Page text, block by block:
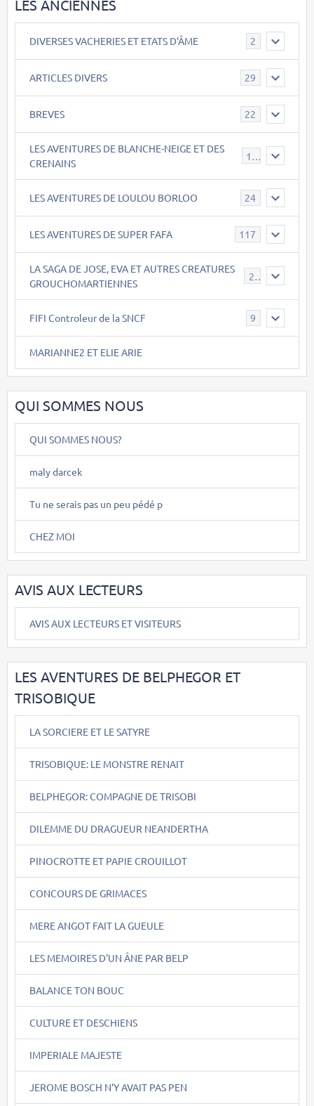
LES ANCIENNES
DIVERSES VACHERIES ET ETATS D'ÂME 2
ARTICLES DIVERS 29
BREVES 22
LES AVENTURES DE BLANCHE-NEIGE ET DES
CRENAINS
17
LES AVENTURES DE LOULOU BORLOO 24
LES AVENTURES DE SUPER FAFA 117
LA SAGA DE JOSE, EVA ET AUTRES CREATURES
GROUCHOMARTIENNES
26
FIFI Controleur de la SNCF 9
MARIANNE2 ET ELIE ARIE
QUI SOMMES NOUS
QUI SOMMES NOUS?
maly darcek
Tu ne serais pas un peu pédé p
CHEZ MOI
AVIS AUX LECTEURS
AVIS AUX LECTEURS ET VISITEURS
LES AVENTURES DE BELPHEGOR ET
TRISOBIQUE
LA SORCIERE ET LE SATYRE
TRISOBIQUE: LE MONSTRE RENAIT
BELPHEGOR: COMPAGNE DE TRISOBI
DILEMME DU DRAGUEUR NEANDERTHA
PINOCROTTE ET PAPIE CROUILLOT
CONCOURS DE GRIMACES
MERE ANGOT FAIT LA GUEULE
LES MEMOIRES D'UN ÂNE PAR BELP
BALANCE TON BOUC
CULTURE ET DESCHIENS
IMPERIALE MAJESTE
JEROME BOSCH N'Y AVAIT PAS PEN